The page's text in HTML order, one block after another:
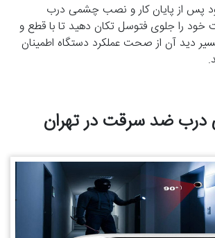
پس از پایان کار و نصب چشمی درب
خود را جلوی فتوسل تکان دهید تا با قطع و
دید آن از صحت عملکرد دستگاه اطمینان
ضد سرقت در تهران